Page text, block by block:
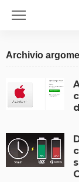
Archivio